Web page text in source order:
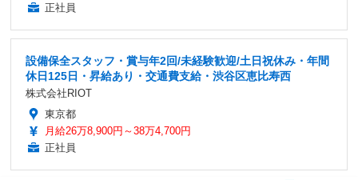
正社員
設備保全スタッフ・賞与年2回/未経験歓迎/土日祝休み・年間
休日125日・昇給あり・交通費支給・渋谷区恵比寿西
株式会社RIOT
東京都
月給26万8,900円～38万4,700円
正社員